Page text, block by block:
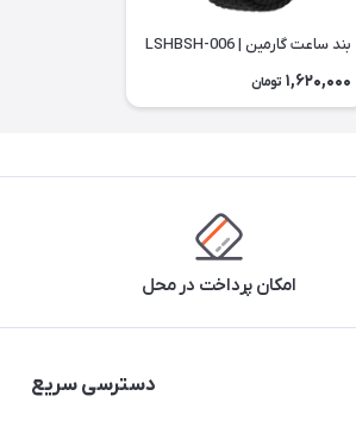
بند ساعت گارمین | LSHBSH-006
1,620,000 تومان
امکان پرداخت در محل
دسترسی سریع